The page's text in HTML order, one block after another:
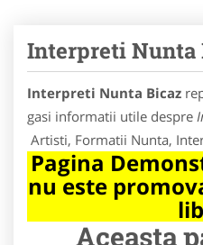
Interpreti Nunta
Interpreti Nunta Bicaz
gasi informatii utile despre
Artisti, Formatii Nunta,
Pagina
nu este
Aceasta